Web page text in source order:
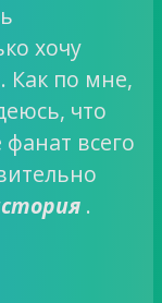
хочу
. Как по мне,
что
всего
.